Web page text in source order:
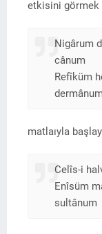
etkisini görmek
Nigârum
cânum
Refîküm
dermânum
matlaıyla
Celîs-i
Enîsüm
sultânum